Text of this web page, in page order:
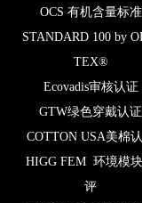
OCS 有机含量标准
STANDARD 100 by
TEX®
Ecovadis审核认证
GTW绿色穿戴认证
COTTON USA美棉
HIGG FEM 环境模
评